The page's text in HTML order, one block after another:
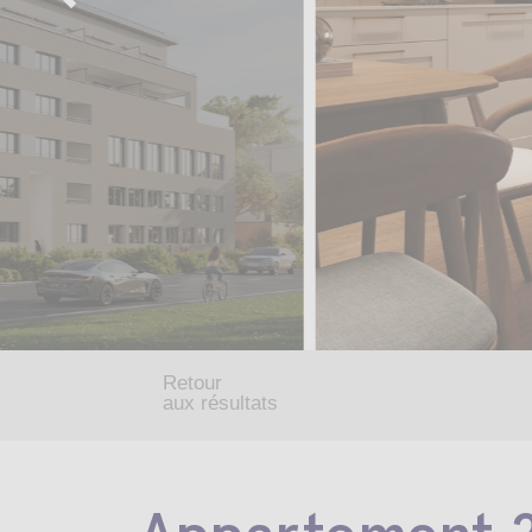
Retour
aux résultats